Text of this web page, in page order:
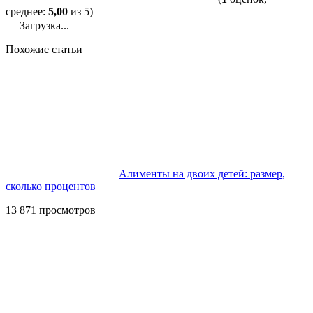
среднее: 5,00 из 5)
Загрузка...
Похожие статьи
Алименты на двоих детей: размер,
сколько процентов
13 871 просмотров